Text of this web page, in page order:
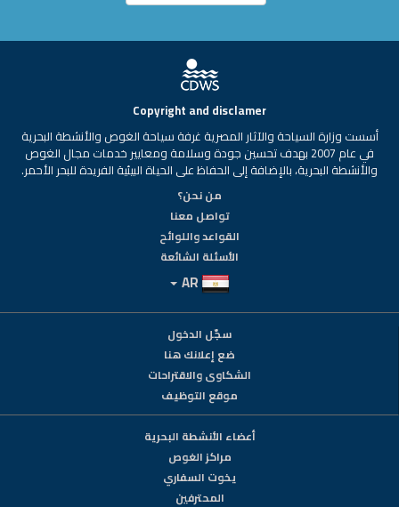
Copyright and disclamer
أسست وزارة السياحة والآثار المصرية غرفة سياحة الغوص والأنشطة البحرية
في عام 2007 بهدف تحسين جودة وسلامة ومعايير خدمات مجال الغوص
والأنشطة البحرية، بالإضافة إلى الحفاظ على الحياة البيئية الفريدة للبحر الأحمر.
من نحن؟
تواصل معنا
القواعد واللوائح
الأسئلة الشائعة
سجّل الدخول
ضع إعلانك هنا
الشكاوى والاقتراحات
موقع التوظيف
أعضاء الأنشطة البحرية
مراكز الغوص
يخوت السفاري
المحترفين